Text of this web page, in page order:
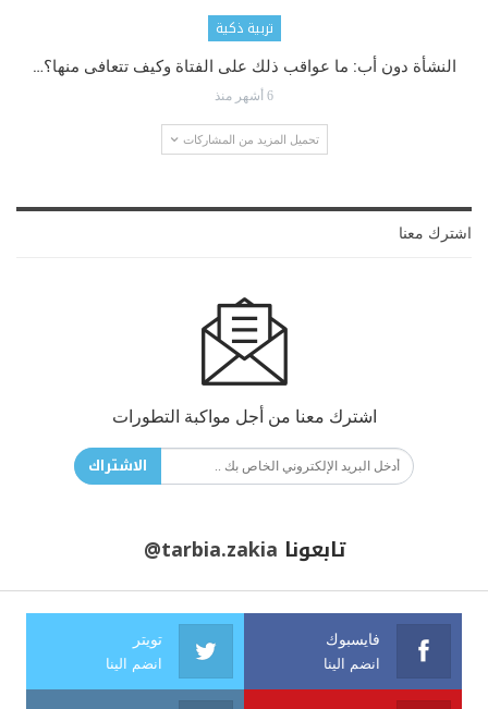
تربية ذكية
النشأة دون أب: ما عواقب ذلك على الفتاة وكيف تتعافى منها؟…
6 أشهر منذ
تحميل المزيد من المشاركات
اشترك معنا
اشترك معنا من أجل مواكبة التطورات
الاشتراك
تابعونا @tarbia.zakia
فايسبوك
انضم الينا
تويتر
انضم الينا